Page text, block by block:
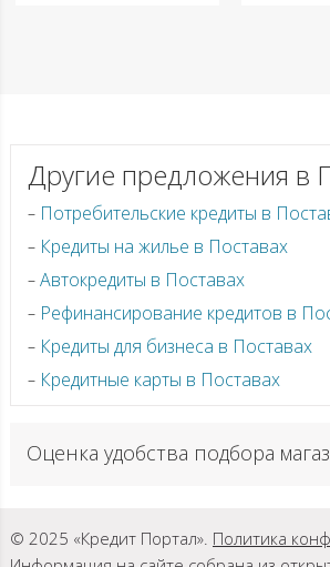
Другие предложения в
Потребительские кредиты в
Кредиты на жилье в Поставах
Автокредиты в Поставах
Рефинансирование кредитов в
Кредиты для бизнеса в Поставах
Кредитные карты в Поставах
Оценка удобства подбора
© 2025 «Кредит Портал». Политика